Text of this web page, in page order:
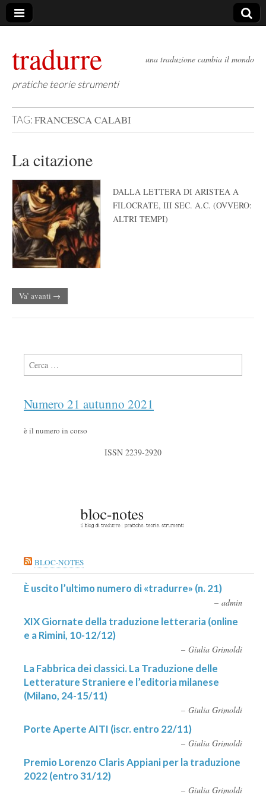
tradurre
pratiche teorie strumenti
una traduzione cambia il mondo
TAG:FRANCESCA CALABI
La citazione
DALLA LETTERA DI ARISTEA A
FILOCRATE, III SEC. A.C. (OVVERO:
ALTRI TEMPI)
Va’ avanti →
Ricerca per:
Numero 21 autunno 2021
è il numero in corso
ISSN 2239-2920
BLOC-NOTES
È uscito l’ultimo numero di «tradurre» (n. 21)
admin
XIX Giornate della traduzione letteraria (online
e a Rimini, 10-12/12)
Giulia Grimoldi
La Fabbrica dei classici. La Traduzione delle
Letterature Straniere e l’editoria milanese
(Milano, 24-15/11)
Giulia Grimoldi
Porte Aperte AITI (iscr. entro 22/11)
Giulia Grimoldi
Premio Lorenzo Claris Appiani per la traduzione
2022 (entro 31/12)
Giulia Grimoldi